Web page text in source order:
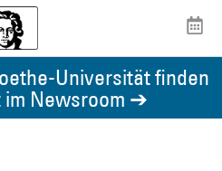
Universität finden
im Newsroom ➔